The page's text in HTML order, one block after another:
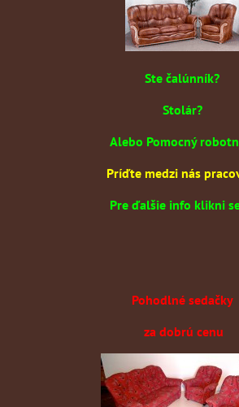
Ste čalúnník?
Stolár?
Alebo Pomocný
Príďte medzi nás
Pre ďalšie info klikni
Pohodlné sedačky
za dobrú cenu